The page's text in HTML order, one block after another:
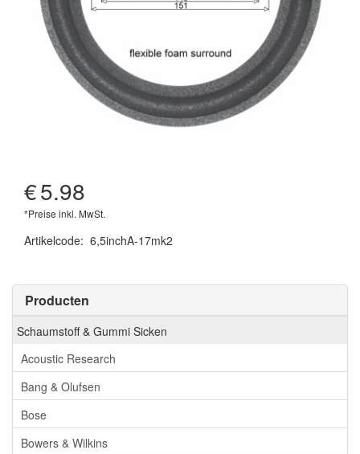
Producten
Schaumstoff & Gummi Sicken
Acoustic Research
Bang & Olufsen
Bose
Bowers & Wilkins
€5.98
*Preise inkl. MwSt.
Artikelcode: 6,5inchA-17mk2